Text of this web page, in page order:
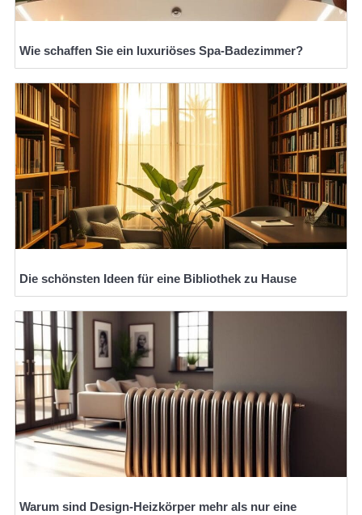
Wie schaffen Sie ein luxuriöses Spa-Badezimmer?
Die schönsten Ideen für eine Bibliothek zu Hause
Warum sind Design-Heizkörper mehr als nur eine